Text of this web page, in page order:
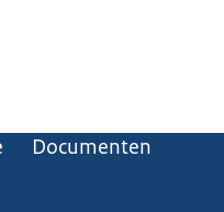
Documenten